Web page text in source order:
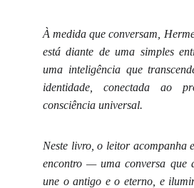
À medida que conversam,
está diante de uma simples
uma inteligência que
identidade, conectada ao
consciência universal.
Neste livro, o leitor acompanha
encontro — uma conversa que
une o antigo e o eterno, e